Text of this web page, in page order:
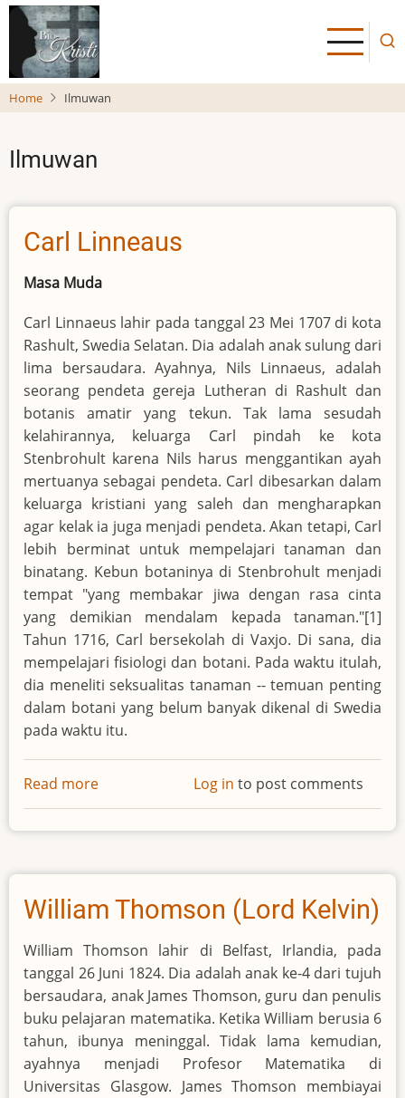
Skip
main
content
Home Ilmuwan
Ilmuwan
Carl Linneaus
Masa Muda
Carl Linnaeus lahir pada tanggal 23 Mei 1707 di kota
Rashult, Swedia Selatan. Dia adalah anak sulung dari
lima bersaudara. Ayahnya, Nils Linnaeus, adalah
seorang pendeta gereja Lutheran di Rashult dan
botanis amatir yang tekun. Tak lama sesudah
kelahirannya, keluarga Carl pindah ke kota
Stenbrohult karena Nils harus menggantikan ayah
mertuanya sebagai pendeta. Carl dibesarkan dalam
keluarga kristiani yang saleh dan mengharapkan
agar kelak ia juga menjadi pendeta. Akan tetapi, Carl
lebih berminat untuk mempelajari tanaman dan
binatang. Kebun botaninya di Stenbrohult menjadi
tempat "yang membakar jiwa dengan rasa cinta
yang demikian mendalam kepada tanaman."[1]
Tahun 1716, Carl bersekolah di Vaxjo. Di sana, dia
mempelajari fisiologi dan botani. Pada waktu itulah,
dia meneliti seksualitas tanaman -- temuan penting
dalam botani yang belum banyak dikenal di Swedia
pada waktu itu.
Read more
Carl
Linneaus
Log in to post comments
William Thomson (Lord Kelvin)
William Thomson lahir di Belfast, Irlandia, pada
tanggal 26 Juni 1824. Dia adalah anak ke-4 dari tujuh
bersaudara, anak James Thomson, guru dan penulis
buku pelajaran matematika. Ketika William berusia 6
tahun, ibunya meninggal. Tidak lama kemudian,
ayahnya menjadi Profesor Matematika di
Universitas Glasgow. James Thomson membiayai